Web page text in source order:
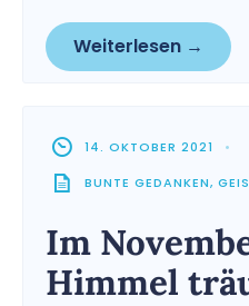
Weiterlesen →
14. OKTOBER 2021
•
BUNTE GEDANKEN,
Im
Himmel